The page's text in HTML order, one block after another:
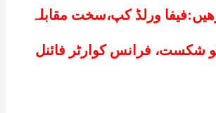
فیفا ورلڈ کپ،سخت مقابلہ
شکست، فرانس کوارٹر فائنل